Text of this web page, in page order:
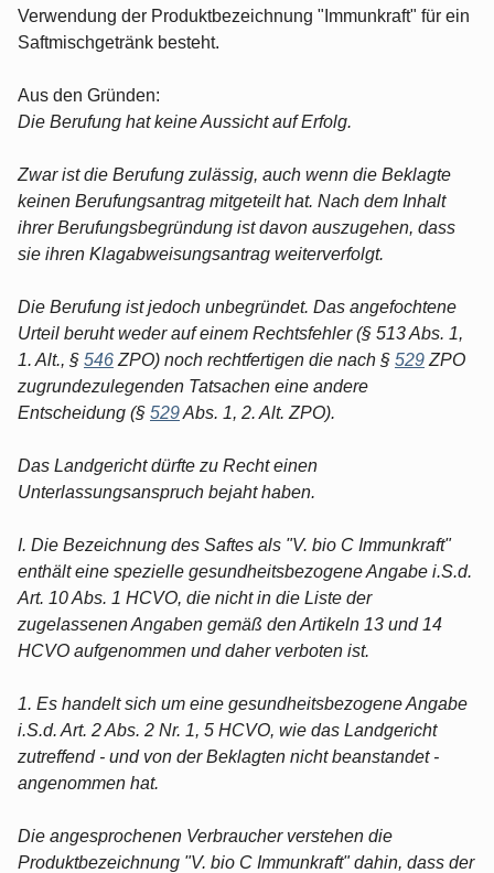
Verwendung der Produktbezeichnung "Immunkraft" für ein
Saftmischgetränk besteht.
Aus den Gründen:
Die Berufung hat keine Aussicht auf Erfolg.
Zwar ist die Berufung zulässig, auch wenn die Beklagte
keinen Berufungsantrag mitgeteilt hat. Nach dem Inhalt
ihrer Berufungsbegründung ist davon auszugehen, dass
sie ihren Klagabweisungsantrag weiterverfolgt.
Die Berufung ist jedoch unbegründet. Das angefochtene
Urteil beruht weder auf einem Rechtsfehler (§ 513 Abs. 1,
1. Alt., § 546 ZPO) noch rechtfertigen die nach § 529 ZPO
zugrundezulegenden Tatsachen eine andere
Entscheidung (§ 529Abs. 1, 2. Alt. ZPO).
Das Landgericht dürfte zu Recht einen
Unterlassungsanspruch bejaht haben.
I. Die Bezeichnung des Saftes als "V. bio C Immunkraft"
enthält eine spezielle gesundheitsbezogene Angabe i.S.d.
Art. 10 Abs. 1 HCVO, die nicht in die Liste der
zugelassenen Angaben gemäß den Artikeln 13 und 14
HCVO aufgenommen und daher verboten ist.
1. Es handelt sich um eine gesundheitsbezogene Angabe
i.S.d. Art. 2 Abs. 2 Nr. 1, 5 HCVO, wie das Landgericht
zutreffend - und von der Beklagten nicht beanstandet -
angenommen hat.
Die angesprochenen Verbraucher verstehen die
Produktbezeichnung "V. bio C Immunkraft" dahin, dass der